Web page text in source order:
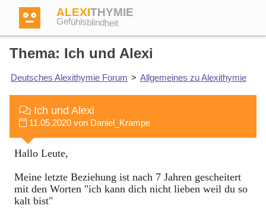
ALEXITHYMIE
Gefühlsblindheit
Test
Dictionary
Thema: Ich und Alexi
Deutsches Alexithymie Forum > Allgemeines zu Alexithymie
Ich und Alexi
11.05.2020 von Daniel_Krampe
Hallo Leute,
Meine letzte Beziehung ist nach 7 Jahren gescheitert
mit den Worten "ich kann dich nicht lieben weil du so
kalt bist"